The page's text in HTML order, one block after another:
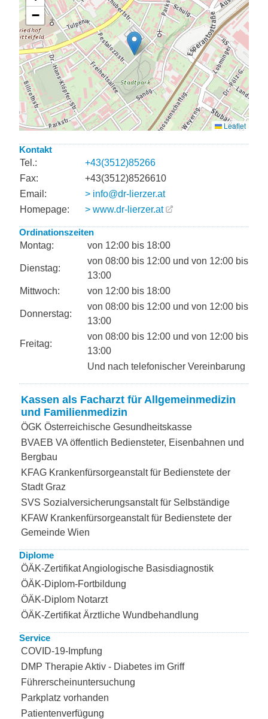
Kontakt
Tel.:
+43(3512)85266
Fax:
+43(3512)8526610
Email:
> info@dr-lierzer.at
Homepage:
> www.dr-lierzer.at
Ordinationszeiten
Montag:
von 12:00 bis 18:00
Dienstag:
von 08:00 bis 12:00 und von 12:00 bis
13:00
Mittwoch:
von 12:00 bis 18:00
Donnerstag:
von 08:00 bis 12:00 und von 12:00 bis
13:00
Freitag:
von 08:00 bis 12:00 und von 12:00 bis
13:00
Und nach telefonischer Vereinbarung
Kassen als Facharzt für Allgemeinmedizin
und Familienmedizin
ÖGK Österreichische Gesundheitskasse
BVAEB VA öffentlich Bediensteter, Eisenbahnen und
Bergbau
KFAG Krankenfürsorgeanstalt für Bedienstete der
Stadt Graz
SVS Sozialversicherungsanstalt für Selbständige
KFAW Krankenfürsorgeanstalt für Bedienstete der
Gemeinde Wien
Diplome
ÖÄK-Zertifikat Angiologische Basisdiagnostik
ÖÄK-Diplom-Fortbildung
ÖÄK-Diplom Notarzt
ÖÄK-Zertifikat Ärztliche Wundbehandlung
Service
COVID-19-Impfung
DMP Therapie Aktiv - Diabetes im Griff
Führerscheinuntersuchung
Parkplatz vorhanden
Patientenverfügung